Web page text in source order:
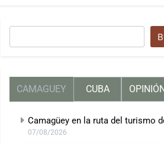
CAMAGUEY CUBA OPINIÓN
Camagüey en la ruta del turismo
07/08/2026